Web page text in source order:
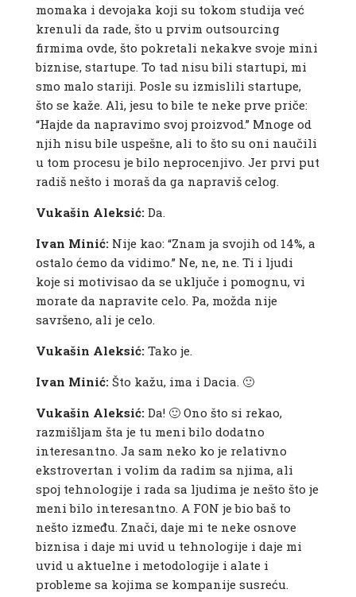
momaka i devojaka koji su tokom studija već
krenuli da rade, što u prvim outsourcing
firmima ovde, što pokretali nekakve svoje mini
biznise, startupe. To tad nisu bili startupi, mi
smo malo stariji. Posle su izmislili startupe,
što se kaže. Ali, jesu to bile te neke prve priče:
“Hajde da napravimo svoj proizvod.” Mnoge od
njih nisu bile uspešne, ali to što su oni naučili
u tom procesu je bilo neprocenjivo. Jer prvi put
radiš nešto i moraš da ga napraviš celog.
Vukašin Aleksić:Da.
Ivan Minić:Nije kao: “Znam ja svojih od 14%, a
ostalo ćemo da vidimo.” Ne, ne, ne. Ti i ljudi
koje si motivisao da se uključe i pomognu, vi
morate da napravite celo. Pa, možda nije
savršeno, ali je celo.
Vukašin Aleksić:Tako je.
Ivan Minić:Što kažu, ima i Dacia. 🙂
Vukašin Aleksić:Da! 🙂 Ono što si rekao,
razmišljam šta je tu meni bilo dodatno
interesantno. Ja sam neko ko je relativno
ekstrovertan i volim da radim sa njima, ali
spoj tehnologije i rada sa ljudima je nešto što je
meni bilo interesantno. A FON je bio baš to
nešto između. Znači, daje mi te neke osnove
biznisa i daje mi uvid u tehnologije i daje mi
uvid u aktuelne i metodologije i alate i
probleme sa kojima se kompanije susreću.